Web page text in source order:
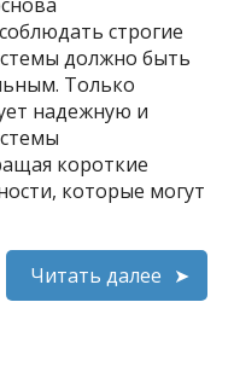
строгие
должно быть
Только
надежную и
короткие
которые могут
Читать далее